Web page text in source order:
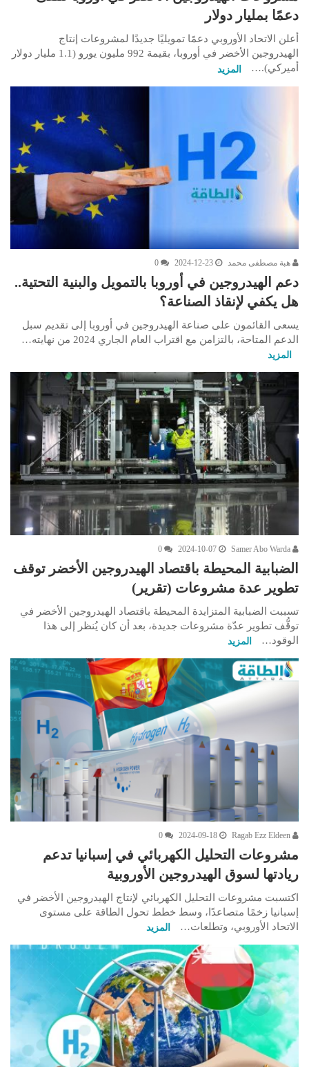
دعمًا بمليار دولار
أعلن الاتحاد الأوروبي دعمًا تمويليًا جديدًا لمشروعات إنتاج
الهيدروجين الأخضر في أوروبا، بقيمة 992 مليون يورو (1.1 مليار دولار
أميركي).…
المزيد
هبة مصطفى محمد 2024-12-23
0
دعم الهيدروجين في أوروبا بالتمويل والبنية التحتية..
هل يكفي لإنقاذ الصناعة؟
يسعى القائمون على صناعة الهيدروجين في أوروبا إلى تقديم سبل
الدعم المتاحة، بالتزامن مع اقتراب العام الجاري 2024 من نهايته…
المزيد
2024-10-07
0
الضبابية المحيطة باقتصاد الهيدروجين الأخضر توقف
تطوير عدة مشروعات (تقرير)
تسببت الضبابية المتزايدة المحيطة باقتصاد الهيدروجين الأخضر في
توقُّف تطوير عدّة مشروعات جديدة، بعد أن كان يُنظر إلى هذا
الوقود…
المزيد
2024-09-18
0
مشروعات التحليل الكهربائي في إسبانيا تدعم
ريادتها لسوق الهيدروجين الأوروبية
اكتسبت مشروعات التحليل الكهربائي لإنتاج الهيدروجين الأخضر في
إسبانيا زخمًا متصاعدًا، وسط خطط تحول الطاقة على مستوى
الاتحاد الأوروبي، وتطلعات…
المزيد